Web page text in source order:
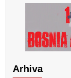
Arhiva